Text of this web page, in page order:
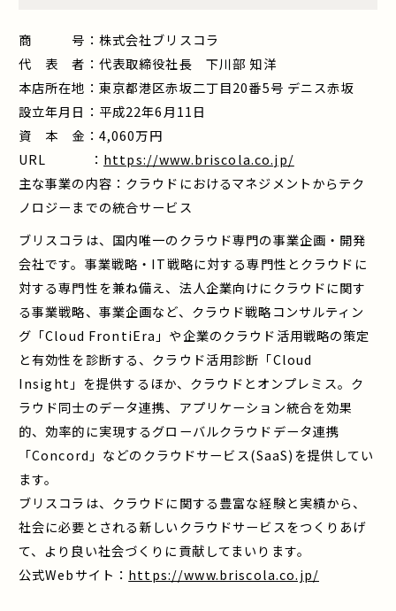
商 号：株式会社ブリスコラ
代 表 者：代表取締役社長 下川部 知洋
本店所在地：東京都港区赤坂二丁目20番5号 デニス赤坂
設立年月日：平成22年6月11日
資 本 金：4,060万円
URL ： https://www.briscola.co.jp/
主な事業の内容：クラウドにおけるマネジメントからテク
ノロジーまでの統合サービス
ブリスコラは、国内唯一のクラウド専門の事業企画・開発
会社です。事業戦略・IT戦略に対する専門性とクラウドに
対する専門性を兼ね備え、法人企業向けにクラウドに関す
る事業戦略、事業企画など、クラウド戦略コンサルティン
グ「Cloud FrontiEra」や企業のクラウド活用戦略の策定
と有効性を診断する、クラウド活用診断「Cloud
Insight」を提供するほか、クラウドとオンプレミス。ク
ラウド同士のデータ連携、アプリケーション統合を効果
的、効率的に実現するグローバルクラウドデータ連携
「Concord」などのクラウドサービス(SaaS)を提供してい
ます。
ブリスコラは、クラウドに関する豊富な経験と実績から、
社会に必要とされる新しいクラウドサービスをつくりあげ
て、より良い社会づくりに貢献してまいります。
公式Webサイト： https://www.briscola.co.jp/